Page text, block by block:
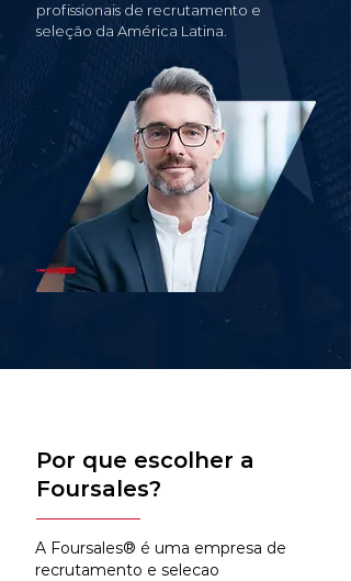
profissionais de recrutamento e
seleção da América Latina.
Por que escolher a
Foursales?
A Foursales® é uma empresa de
recrutamento e selecao